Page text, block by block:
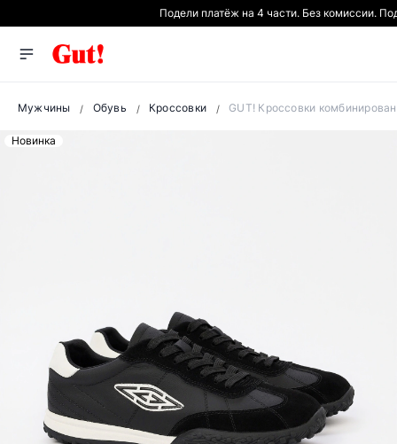
Подели платёж на 4 части. Без комиссии.
Мужчины Обувь Кроссовки GUT! Кроссовки
Новинка